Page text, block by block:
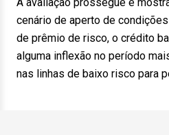
cenário de aperto de
de prêmio de risco, o crédito
alguma inflexão no período
nas linhas de baixo risco para